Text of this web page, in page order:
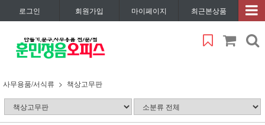
로그인 회원가입 마이페이지 최근본상품
사무용품/서식류 책상고무판